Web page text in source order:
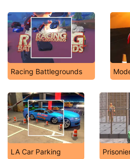
Racing Battlegrounds
LA Car Parking